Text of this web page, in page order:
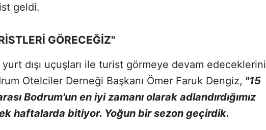
geldi.
GÖRECEĞİZ"
yurt dışı uçuşları ile turist görmeye devam edeceklerini
Otelciler Derneği Başkanı Ömer Faruk Dengiz, "15
Bodrum'un en iyi zamanı olarak adlandırdığımız
haftalarda bitiyor. Yoğun bir sezon geçirdik.